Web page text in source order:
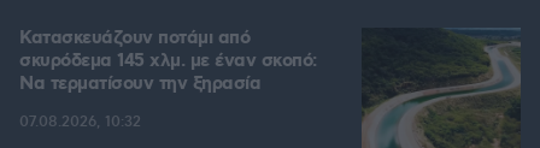
Κατασκευάζουν ποτάμι από
σκυρόδεμα 145 χλμ. με έναν σκοπό:
Να τερματίσουν την ξηρασία
07.08.2026, 10:32